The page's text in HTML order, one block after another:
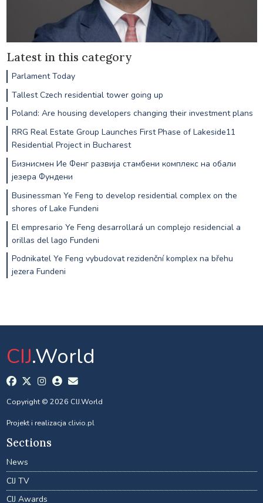
Latest in this category
Parlament Today
Tallest Czech residential tower going up
Poland: Are housing developers changing their investment plans
RRG Real Estate Group Launches First Phase of Lakeside11
Residential Project in Bucharest
Бизнисмен Ие Фенг развија стамбени комплекс на обали
језера Фундени
Businessman Ye Feng to develop residential complex on the
shores of Lake Fundeni
El empresario Ye Feng desarrollará un complejo residencial a
orillas del lago Fundeni
Podnikatel Ye Feng vybudovat rezidenční komplex na břehu
jezera Fundeni
CIJ.World
Copyright © 2026 CIJ.World
Projekt i realizacja clivio.pl
Sections
News
CIJ TV
CIJ Awards